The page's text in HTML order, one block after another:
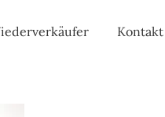
Kontakt